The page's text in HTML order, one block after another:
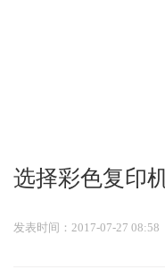
选择彩色复印
发表时间：2017-07-27 08:58